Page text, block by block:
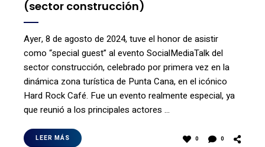
(sector construcción)
Ayer, 8 de agosto de 2024, tuve el honor de asistir
como “special guest” al evento SocialMediaTalk del
sector construcción, celebrado por primera vez en la
dinámica zona turística de Punta Cana, en el icónico
Hard Rock Café. Fue un evento realmente especial, ya
que reunió a los principales actores …
LEER MÁS 0 0